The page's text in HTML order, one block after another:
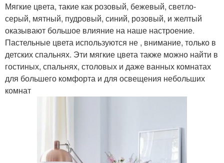
Мягкие цвета, такие как розовый, бежевый, светло-
серый, мятный, пудровый, синий, розовый, и желтый
оказывают большое влияние на наше настроение.
Пастельные цвета используются не , внимание, только в
детских спальнях. Эти мягкие цвета также можно найти в
гостиных, спальнях, столовых и даже ванных комнатах
для большего комфорта и для освещения небольших
комнат